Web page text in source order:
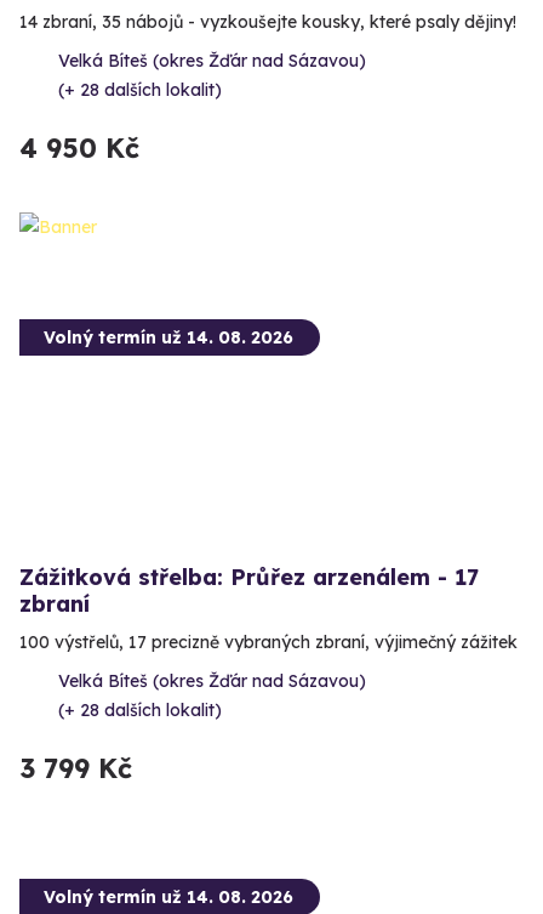
14 zbraní, 35 nábojů - vyzkoušejte kousky, které psaly dějiny!
Velká Bíteš (okres Žďár nad Sázavou)
(+ 28 dalších lokalit)
4 950 Kč
Volný termín už 14. 08. 2026
Zážitková střelba: Průřez arzenálem - 17
zbraní
100 výstřelů, 17 precizně vybraných zbraní, výjimečný zážitek
Velká Bíteš (okres Žďár nad Sázavou)
(+ 28 dalších lokalit)
3 799 Kč
Volný termín už 14. 08. 2026